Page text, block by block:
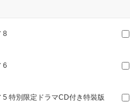
8
6
特別限定ドラマCD付き特裝版